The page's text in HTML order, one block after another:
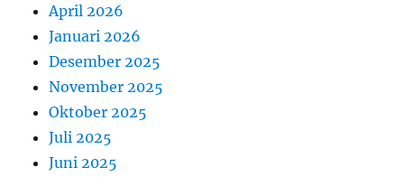
April 2026
Januari 2026
Desember 2025
November 2025
Oktober 2025
Juli 2025
Juni 2025